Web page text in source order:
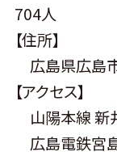
704人
【住所】
広島県広島
【アクセス】
山陽本線 新
広島電鉄宮